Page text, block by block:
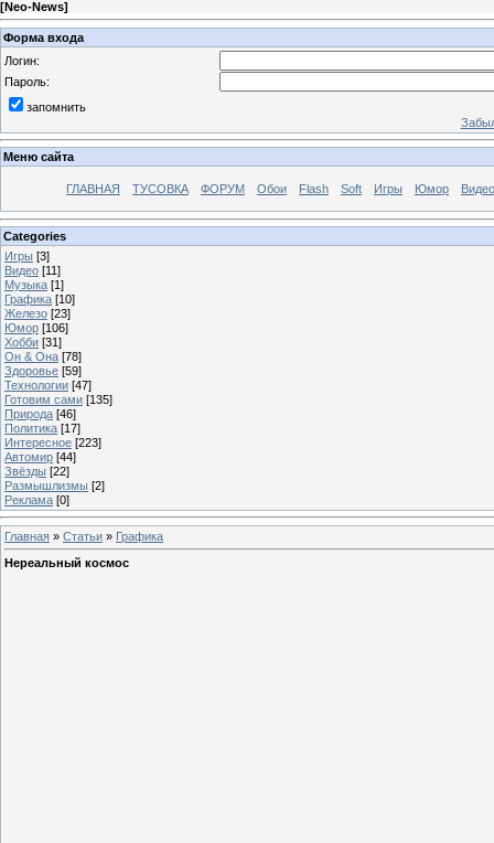
[Neo-News]
Форма входа
Логин:
Пароль:
запомнить
Меню сайта
ГЛАВНАЯ ТУСОВКА ФОРУМ Обои Flash Soft Игры Юмор Видео
Categories
Игры [3]
Видео [11]
Музыка [1]
Графика [10]
Железо [23]
Юмор [106]
Хобби [31]
Он & Она [78]
Здоровье [59]
Технологии [47]
Готовим сами [135]
Природа [46]
Политика [17]
Интересное [223]
Автомир [44]
Звёзды [22]
Размышлизмы [2]
Реклама [0]
Главная » Статьи » Графика
Нереальный космос